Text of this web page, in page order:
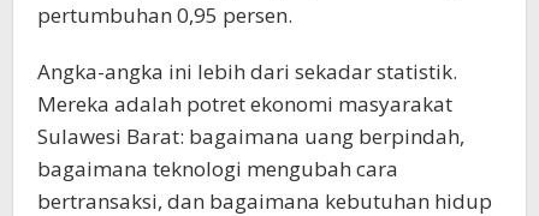
pertumbuhan 0,95 persen.
Angka-angka ini lebih dari sekadar statistik.
Mereka adalah potret ekonomi masyarakat
Sulawesi Barat: bagaimana uang berpindah,
bagaimana teknologi mengubah cara
bertransaksi, dan bagaimana kebutuhan hidup